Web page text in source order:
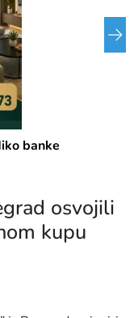
banke
osvojili
kupu